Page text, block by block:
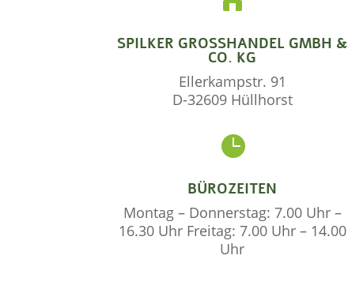
SPILKER GROSSHANDEL GMBH & C
O. KG
Ellerkampstr. 91
D-32609 Hüllhorst

BÜROZEITEN
Montag – Donnerstag: 7.00 Uhr –
16.30 Uhr Freitag: 7.00 Uhr – 14.00
Uhr